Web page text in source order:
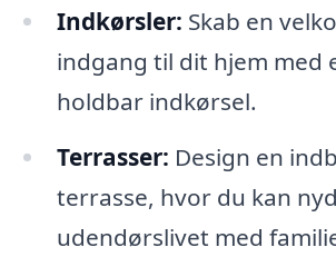
Indkørsler: Skab en
indgang til dit hjem med
holdbar indkørsel.
Terrasser: Design en
terrasse, hvor du kan
udendørslivet med